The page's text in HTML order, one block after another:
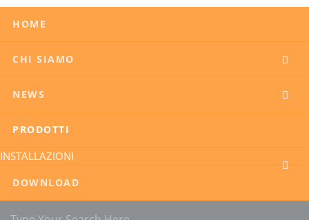
HOME
CHI SIAMO
NEWS
PRODOTTI
INSTALLAZIONI
DOWNLOAD